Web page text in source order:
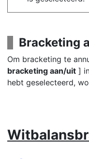
Bracketing
Om bracketing te
bracketing aan/uit ]
hebt geselecteerd,